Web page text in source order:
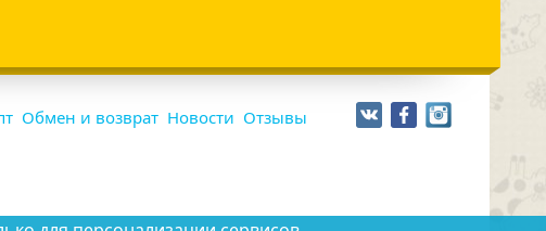
Обмен и возврат Новости Отзывы